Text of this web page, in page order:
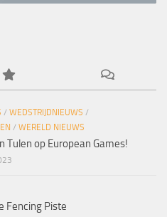
/ WEDSTRIJDNIEUWS /
/ WERELD NIEUWS
Tulen op European Games!
Fencing Piste